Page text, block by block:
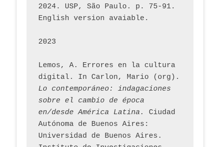
2024. USP, São Paulo. p. 75-91.
English version avaiable.
2023
Lemos, A. Errores en la cultura
Lo contemporáneo: indagaciones
sobre el cambio de época
en/desde América Latina.
Ciudad
Autónoma de Buenos Aires:
Universidad de Buenos Aires.